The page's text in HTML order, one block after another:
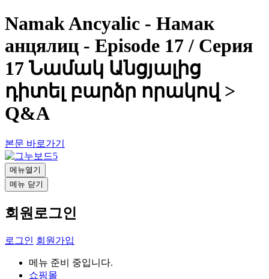
Namak Ancyalic - Намак
анцялиц - Episode 17 / Серия
17 Նամակ Անցյալից
դիտել բարձր որակով >
Q&A
본문 바로가기
메뉴열기
메뉴 닫기
회원로그인
로그인 회원가입
메뉴 준비 중입니다.
쇼핑몰